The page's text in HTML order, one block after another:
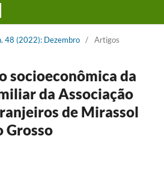
48 (2022): Dezembro / Artigos
socioeconômica da
da Associação
de Mirassol
Grosso